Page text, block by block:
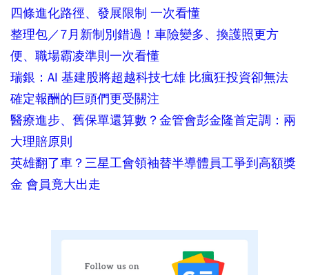
四條進化路徑、發展限制 一次看懂
整理包／7月新制別錯過！車險變多、換護照更方
便、職場霸凌準則一次看懂
瑞銀：AI 基建股將超越科技七雄 比瘋狂投資卻無法
確定報酬的巨頭們更受關注
醫療進步、舊保單還算數？金管會彭金隆首定調：兩
大理賠原則
英雄翻了車？三星工會領袖替半導體員工爭到高額獎
金 會員竟大出走